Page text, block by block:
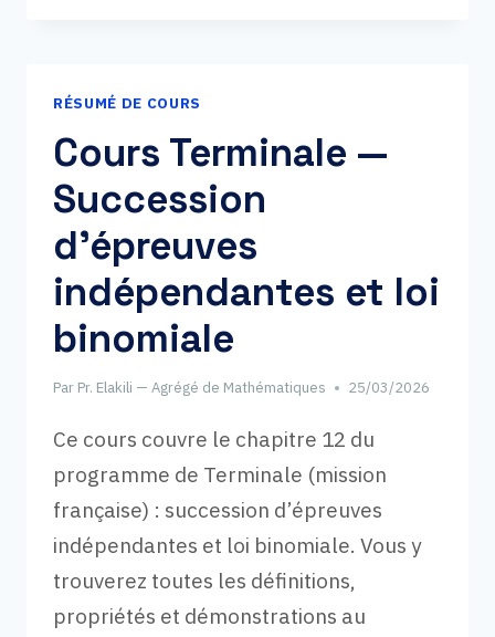
DANS
L’ESPACE
ET
INTÉGRALES
(CORRIGÉ
COMPLET)
RÉSUMÉ DE COURS
Cours Terminale —
Succession
d’épreuves
indépendantes et loi
binomiale
Par Pr. Elakili — Agrégé de Mathématiques 25/03/2026
Ce cours couvre le chapitre 12 du
programme de Terminale (mission
française) : succession d’épreuves
indépendantes et loi binomiale. Vous y
trouverez toutes les définitions,
propriétés et démonstrations au